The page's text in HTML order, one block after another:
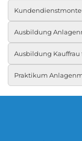
Ausbildung
Ausbildung
Praktikum